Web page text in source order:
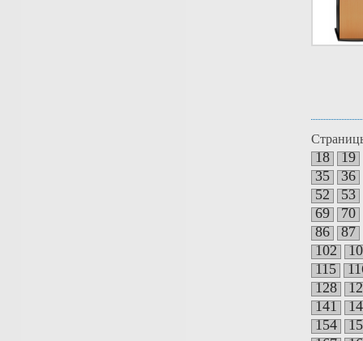
18
19
35
36
52
53
69
70
86
87
102
115
128
141
154